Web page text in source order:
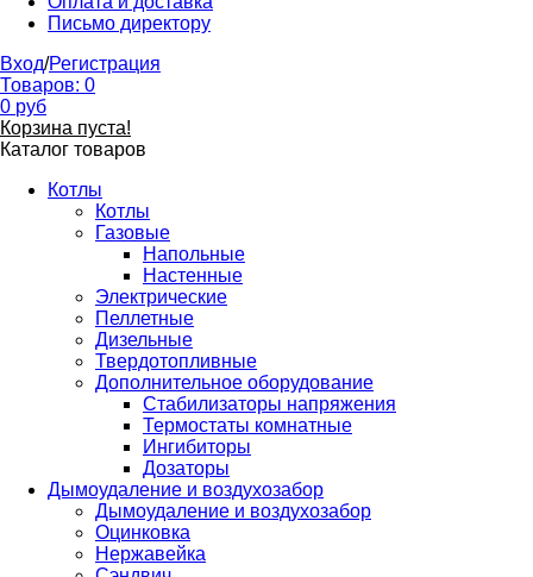
Письмо директору
Вход/Регистрация
Товаров: 0
0 руб
Корзина пуста!
Каталог товаров
Котлы
Котлы
Газовые
Напольные
Настенные
Электрические
Пеллетные
Дизельные
Твердотопливные
Дополнительное оборудование
Стабилизаторы напряжения
Термостаты комнатные
Ингибиторы
Дозаторы
Дымоудаление и воздухозабор
Дымоудаление и воздухозабор
Оцинковка
Нержавейка